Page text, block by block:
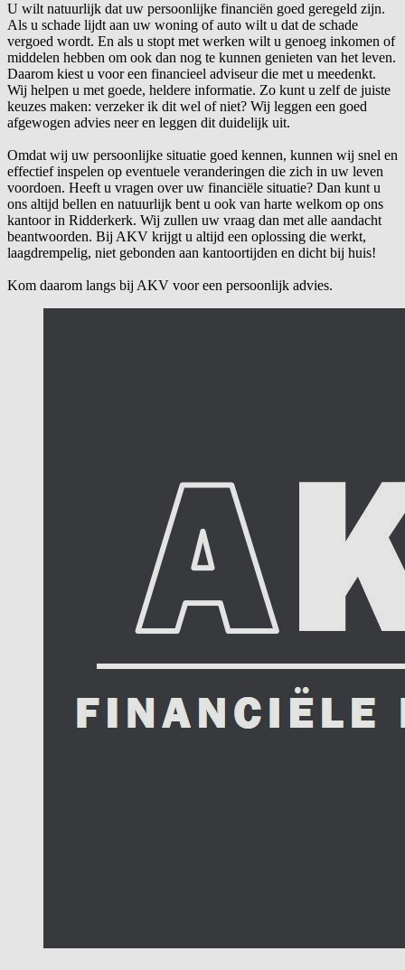
U wilt natuurlijk dat uw persoonlijke financiën goed geregeld zijn.
Als u schade lijdt aan uw woning of auto wilt u dat de schade
vergoed wordt. En als u stopt met werken wilt u genoeg inkomen of
middelen hebben om ook dan nog te kunnen genieten van het leven.
Daarom kiest u voor een financieel adviseur die met u meedenkt.
Wij helpen u met goede, heldere informatie. Zo kunt u zelf de juiste
keuzes maken: verzeker ik dit wel of niet? Wij leggen een goed
afgewogen advies neer en leggen dit duidelijk uit.
Omdat wij uw persoonlijke situatie goed kennen, kunnen wij snel en
effectief inspelen op eventuele veranderingen die zich in uw leven
voordoen. Heeft u vragen over uw financiële situatie? Dan kunt u
ons altijd bellen en natuurlijk bent u ook van harte welkom op ons
kantoor in Ridderkerk. Wij zullen uw vraag dan met alle aandacht
beantwoorden. Bij AKV krijgt u altijd een oplossing die werkt,
laagdrempelig, niet gebonden aan kantoortijden en dicht bij huis!
Kom daarom langs bij AKV voor een persoonlijk advies.